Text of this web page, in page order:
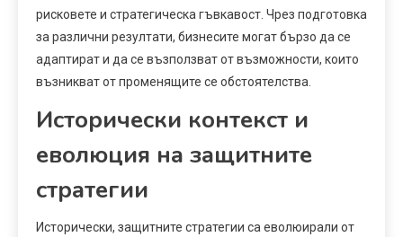
рисковете и стратегическа гъвкавост. Чрез подготовка
за различни резултати, бизнесите могат бързо да се
адаптират и да се възползват от възможности, които
възникват от променящите се обстоятелства.
Исторически контекст и
еволюция на защитните
стратегии
Исторически, защитните стратегии са еволюирали от